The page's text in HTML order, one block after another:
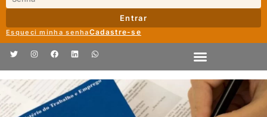
Entrar
Esqueci minha senhaCadastre-se